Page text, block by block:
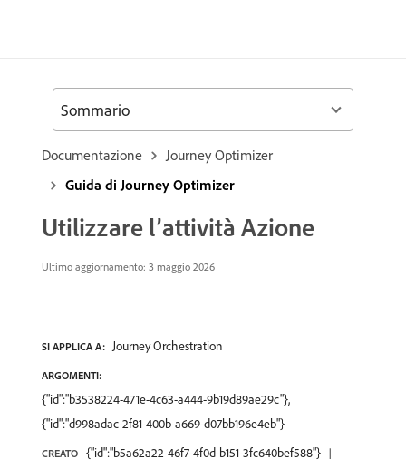
Documentazione
Journey Optimizer
Guida di Journey Optimizer
Utilizzare l’attività Azione
Ultimo aggiornamento: 3 maggio 2026
SI APPLICA A: Journey Orchestration
ARGOMENTI:
{"id":"b3538224-471e-4c63-a444-9b19d89ae29c"},
{"id":"d998adac-2f81-400b-a669-d07bb196e4eb"}
CREATO {"id":"b5a62a22-46f7-4f0d-b151-3fc640bef588"}
Sommario